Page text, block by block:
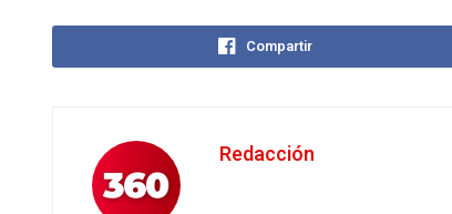
Compartir
Redacción